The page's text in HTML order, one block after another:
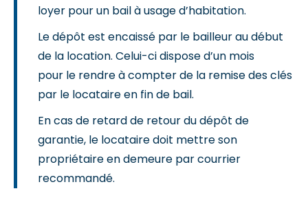
loyer pour un bail à usage d’habitation.
Le dépôt est encaissé par le bailleur au début
de la location. Celui-ci dispose d’un mois
pour le rendre à compter de la remise des clés
par le locataire en fin de bail.
En cas de retard de retour du dépôt de
garantie, le locataire doit mettre son
propriétaire en demeure par courrier
recommandé.